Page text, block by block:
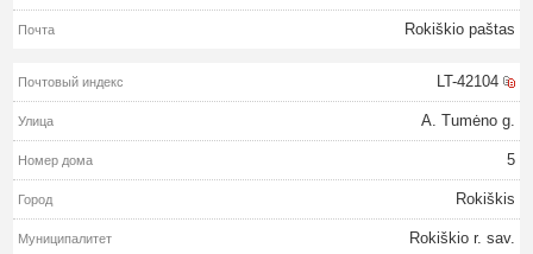
Rokiškio paštas
LT-42104
A. Tumėno g.
5
Rokiškis
Rokiškio r. sav.